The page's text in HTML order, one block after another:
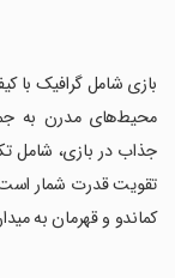
‏بازی شامل گرافیک با
محیط‌های مدرن به
جذاب در بازی، شامل
تقویت قدرت شمار است.
کماندو و قهرمان به